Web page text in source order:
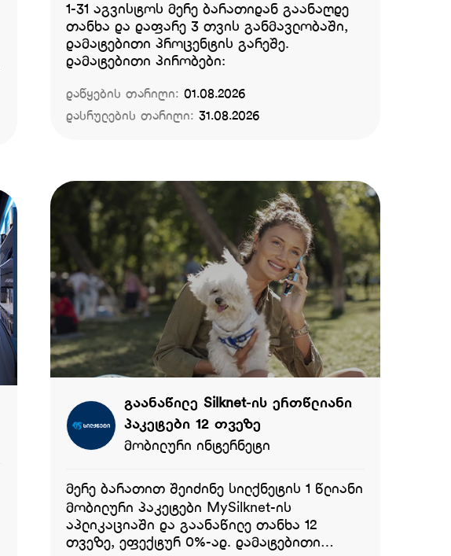
1-31 აგვისტოს მერე ბარათიდან გაანაღდე
თანხა და დაფარე 3 თვის განმავლობაში,
დამატებითი პროცენტის გარეშე.
დამატებითი პირობები:
დაწყების თარიღი: 01.08.2026
დასრულების თარიღი: 31.08.2026
გაანაწილე Silknet-ის ერთწლიანი
პაკეტები 12 თვეზე
მობილური ინტერნეტი
მერე ბარათით შეიძინე სილქნეტის 1 წლიანი
მობილური პაკეტები MySilknet-ის
აპლიკაციაში და გაანაწილე თანხა 12
თვეზე, ეფექტურ 0%-ად. დამატებითი